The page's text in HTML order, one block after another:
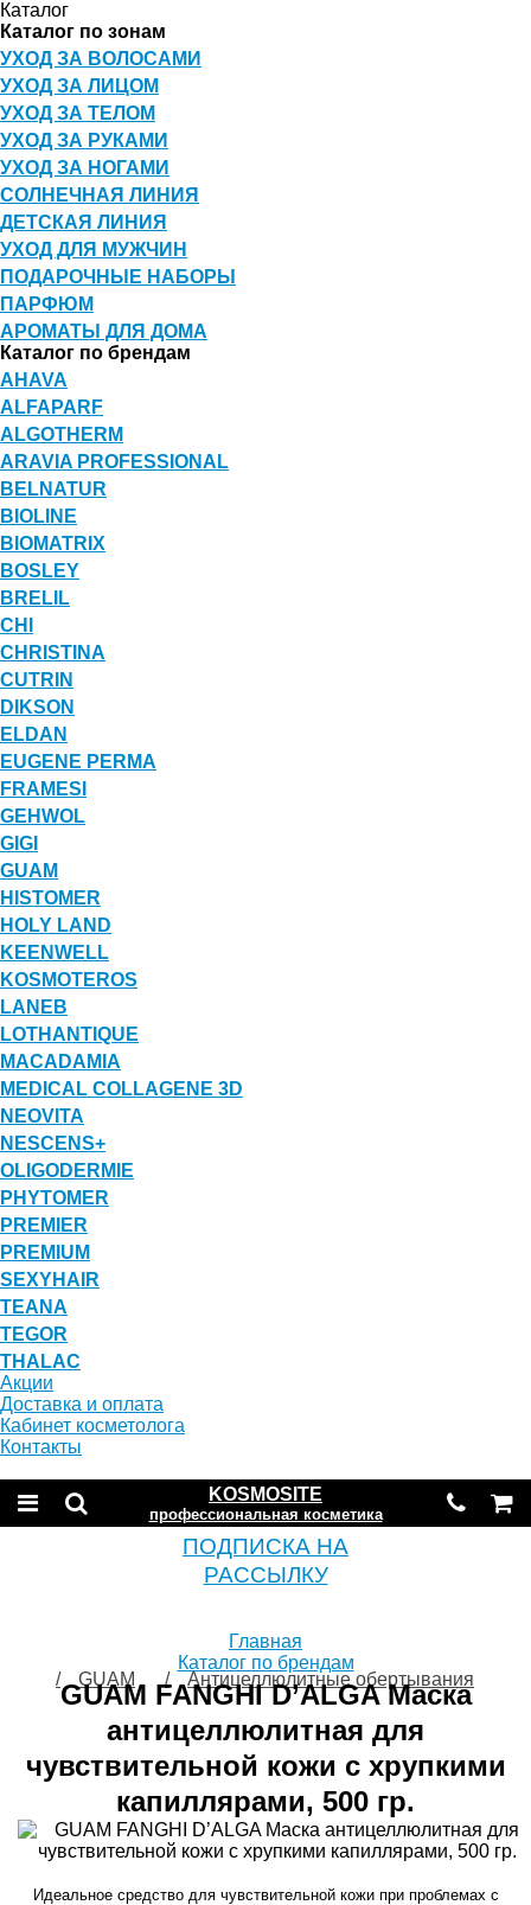
Каталог
Каталог по зонам
УХОД ЗА ВОЛОСАМИ
УХОД ЗА ЛИЦОМ
УХОД ЗА ТЕЛОМ
УХОД ЗА РУКАМИ
УХОД ЗА НОГАМИ
СОЛНЕЧНАЯ ЛИНИЯ
ДЕТСКАЯ ЛИНИЯ
УХОД ДЛЯ МУЖЧИН
ПОДАРОЧНЫЕ НАБОРЫ
ПАРФЮМ
АРОМАТЫ ДЛЯ ДОМА
Каталог по брендам
AHAVA
ALFAPARF
ALGOTHERM
ARAVIA PROFESSIONAL
BELNATUR
BIOLINE
BIOMATRIX
BOSLEY
BRELIL
CHI
CHRISTINA
CUTRIN
DIKSON
ELDAN
EUGENE PERMA
FRAMESI
GEHWOL
GIGI
GUAM
HISTOMER
HOLY LAND
KEENWELL
KOSMOTEROS
LANEB
LOTHANTIQUE
MACADAMIA
MEDICAL COLLAGENE 3D
NEOVITA
NESCENS+
OLIGODERMIE
PHYTOMER
PREMIER
PREMIUM
SEXYHAIR
TEANA
TEGOR
THALAC
Акции
Доставка и оплата
Кабинет косметолога
Контакты
KOSMOSITE
профессиональная косметика
ПОДПИСКА НА
РАССЫЛКУ
Главная
Каталог по брендам
GUAM
Антицеллюлитные обертывания
GUAM FANGHI D’ALGA Маска
антицеллюлитная для
чувствительной кожи с хрупкими
капиллярами, 500 гр.
Идеальное средство для чувствительной кожи при проблемах с